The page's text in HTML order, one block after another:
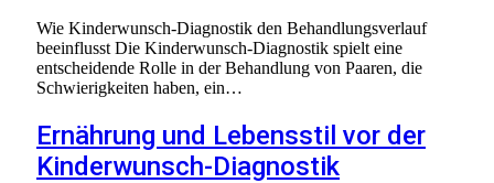
Wie Kinderwunsch-Diagnostik den Behandlungsverlauf
beeinflusst Die Kinderwunsch-Diagnostik spielt eine
entscheidende Rolle in der Behandlung von Paaren, die
Schwierigkeiten haben, ein…
Ernährung und Lebensstil vor der
Kinderwunsch-Diagnostik